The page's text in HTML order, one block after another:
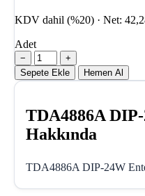
KDV dahil (%20) · Net:
Adet
−
+
Sepete Ekle
Hemen Al
TDA4886A
Hakkında
TDA4886A DIP-24W